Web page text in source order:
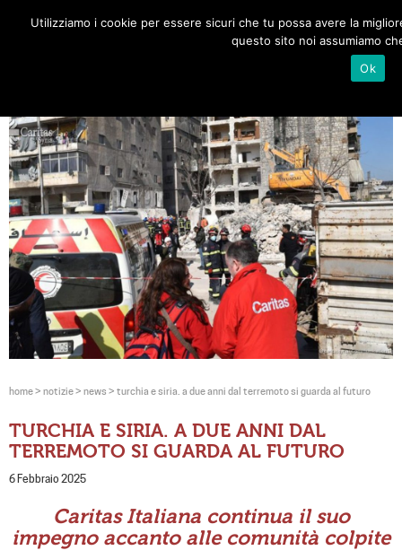
Toggle
home> notizie> news > turchia e siria. a due anni dal terremoto si guarda al futuro
TURCHIA E SIRIA. A DUE ANNI DAL
TERREMOTO SI GUARDA AL FUTURO
6 Febbraio 2025
Caritas Italiana continua il suo
impegno accanto alle comunità colpite
Utilizziamo i cookie per essere sicuri che tu possa avere la
questo sito noi assumiamo
Ok